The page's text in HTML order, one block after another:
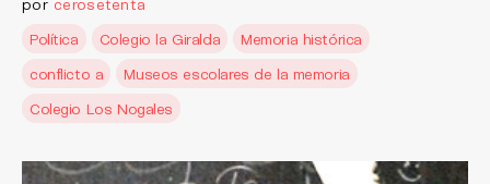
por cerosetenta
Política
Colegio la Giralda
Memoria histórica
conflicto a
Museos escolares de la memoria
Colegio Los Nogales